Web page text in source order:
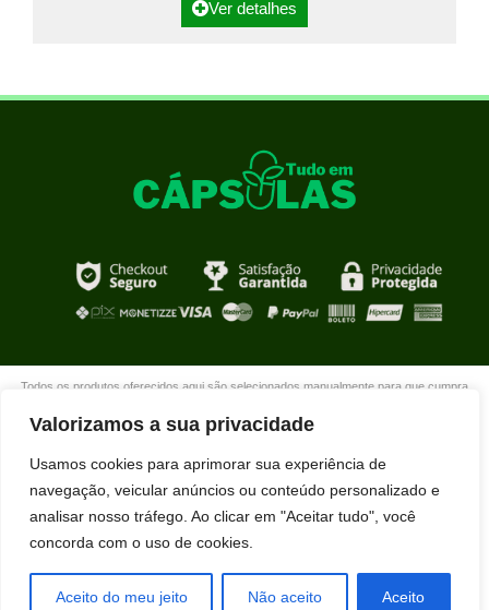
Valorizamos a sua privacidade
Usamos cookies para aprimorar sua experiência de
navegação, veicular anúncios ou conteúdo personalizado e
analisar nosso tráfego. Ao clicar em "Aceitar tudo", você
concorda com o uso de cookies.
Aceito do meu jeito Não aceito Aceito
Ver detalhes
Todos os produtos oferecidos aqui são selecionados manualmente para que cumpra
extraordinários para você que está realmente comprometido com sua mudança. Boas
Paulo Roberto Maciel da Silva acabou de
comprar KIT NUTRALFIT usando nosso
desconto exclusivo.